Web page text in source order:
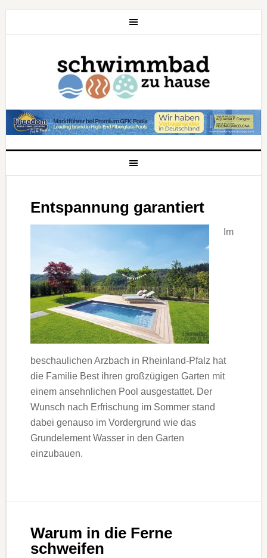
Entspannung garantiert
Im
beschaulichen Arzbach in Rheinland-Pfalz hat
die Familie Best ihren großzügigen Garten mit
einem ansehnlichen Pool ausgestattet. Der
Wunsch nach Erfrischung im Sommer stand
dabei genauso im Vordergrund wie das
Grundelement Wasser in den Garten
einzubauen.
Warum in die Ferne
schweifen